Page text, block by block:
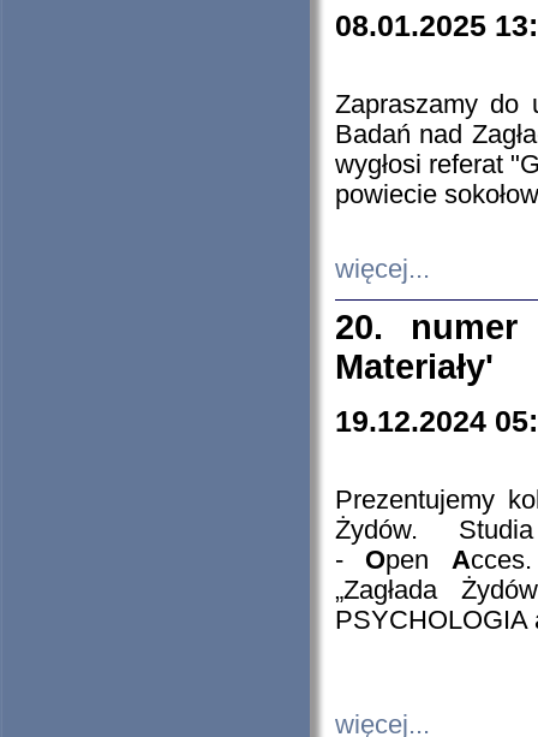
08.01.2025
Zapraszamy do
Badań nad
wygłosi referat
powiecie
więcej...
20. numer
Materiały'
19.12.2024
Prezentujemy
Żydów.
- Open A
„Zagłada
PSYCHOLOGIA
więcej...